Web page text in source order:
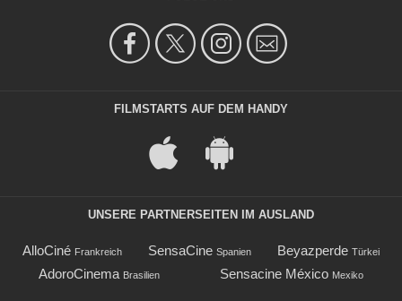
FILMSTARTS AUF DEM HANDY
UNSERE PARTNERSEITEN IM AUSLAND
AlloCiné Frankreich SensaCine Spanien Beyazperde Türkei
AdoroCinema Brasilien Sensacine México Mexiko